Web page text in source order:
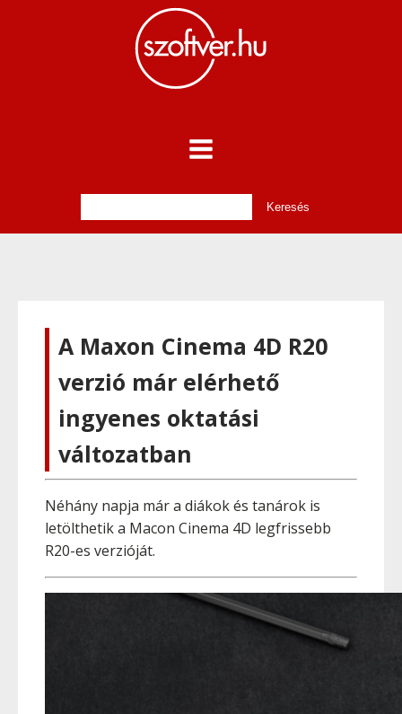
A Maxon Cinema 4D R20
verzió már elérhető
ingyenes oktatási
változatban
Néhány napja már a diákok és tanárok is
letölthetik a Macon Cinema 4D legfrissebb
R20-es verzióját.